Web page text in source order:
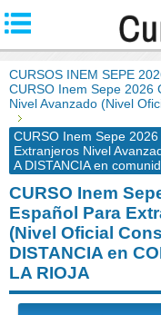
CURSOS INEM SEPE
CURSO Inem Sepe 2026
Nivel Avanzado (Nivel
CURSO Inem Sepe
Extranjeros Nivel
A DISTANCIA en
CURSO Inem
Español Para
(Nivel Oficial
DISTANCIA en
LA RIOJA